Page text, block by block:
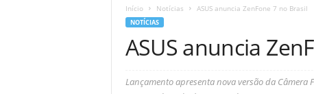
Início Notícias ASUS anuncia ZenFone 7 no Brasil
NOTÍCIAS
ASUS anuncia
Lançamento apresenta nova versão da Câmera